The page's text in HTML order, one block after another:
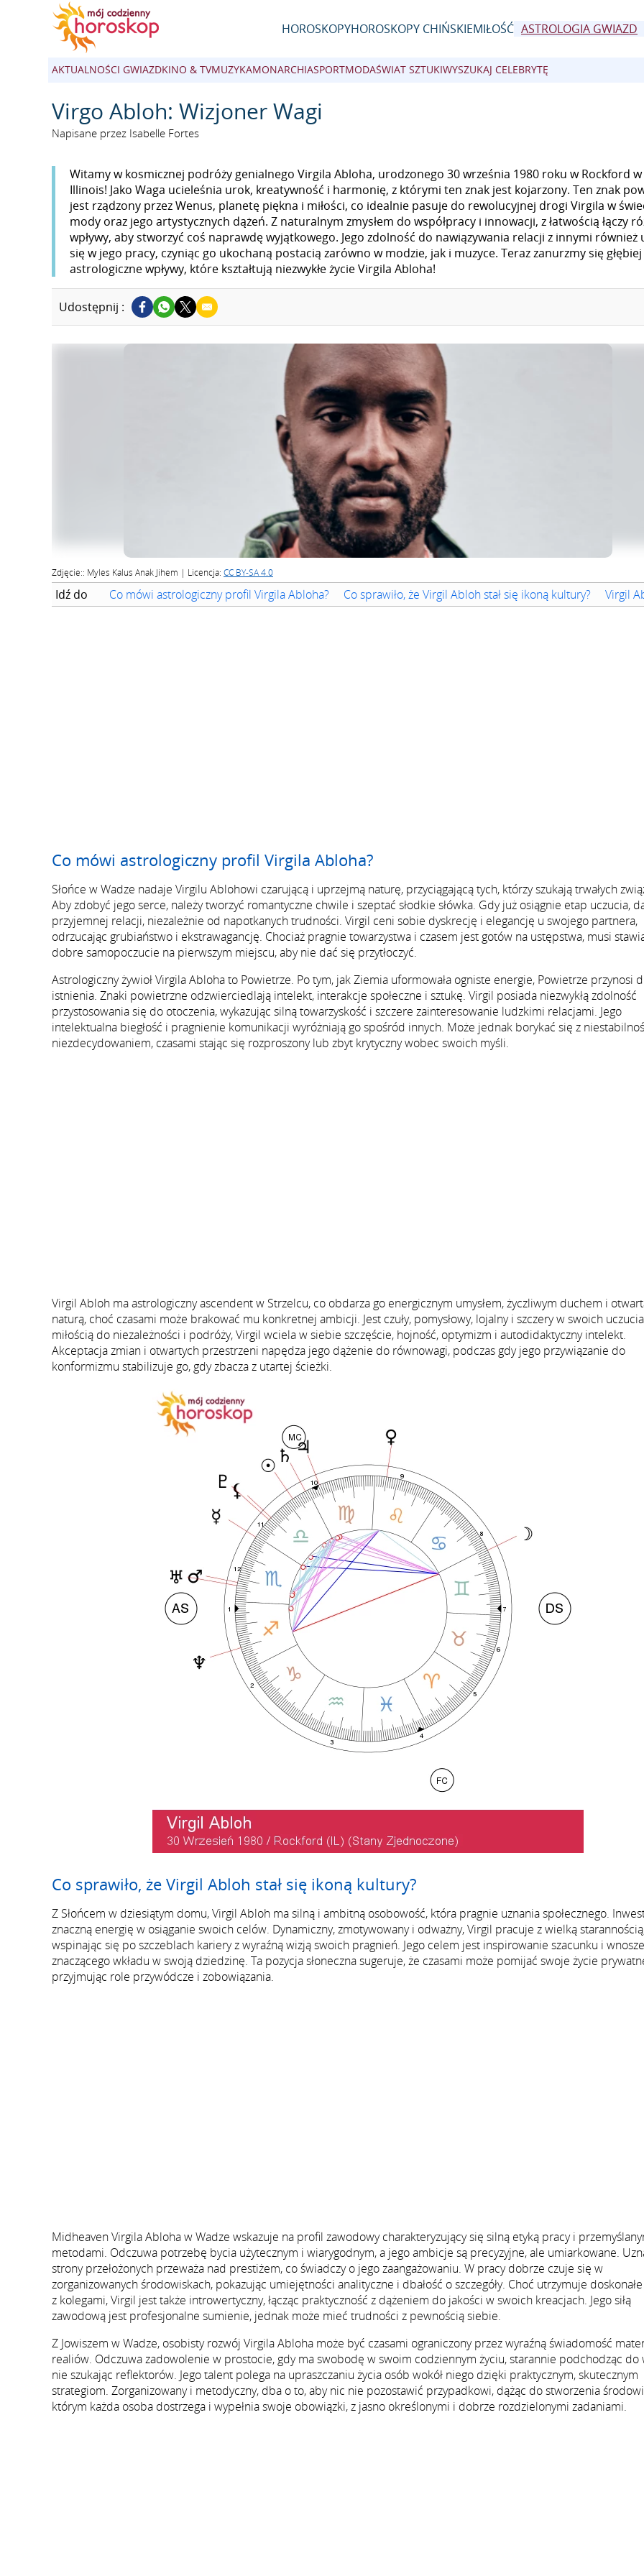
HOROSKOPYHOROSKOPY CHIŃSKIEMIŁOŚĆ ASTROLOGIA GWIAZD
AKTUALNOŚCI GWIAZDKINO & TVMUZYKAMONARCHIASPORTMODAŚWIAT SZTUKIWYSZUKAJ CELEBRYTĘ
Virgo Abloh: Wizjoner Wagi
Napisane przez Isabelle Fortes
Witamy w kosmicznej podróży genialnego Virgila Abloha, urodzonego 30 września 1980 roku w Rockford
Illinois! Jako Waga ucieleśnia urok, kreatywność i harmonię, z którymi ten znak jest kojarzony. Ten znak
jest rządzony przez Wenus, planetę piękna i miłości, co idealnie pasuje do rewolucyjnej drogi Virgila w
mody oraz jego artystycznych dążeń. Z naturalnym zmysłem do współpracy i innowacji, z łatwością łączy
wpływy, aby stworzyć coś naprawdę wyjątkowego. Jego zdolność do nawiązywania relacji z innymi również
się w jego pracy, czyniąc go ukochaną postacią zarówno w modzie, jak i muzyce. Teraz zanurzmy się
astrologiczne wpływy, które kształtują niezwykłe życie Virgila Abloha!
Udostępnij :
Zdjęcie:: Myles Kalus Anak Jihem | Licencja: CC BY-SA 4.0
Idź do Co mówi astrologiczny profil Virgila Abloha? Co sprawiło, że Virgil Abloh stał się ikoną kultury? Virgil
Co mówi astrologiczny profil Virgila Abloha?
Słońce w Wadze nadaje Virgilu Ablohowi czarującą i uprzejmą naturę, przyciągającą tych, którzy szukają trwałych
Aby zdobyć jego serce, należy tworzyć romantyczne chwile i szeptać słodkie słówka. Gdy już osiągnie etap uczucia,
przyjemnej relacji, niezależnie od napotkanych trudności. Virgil ceni sobie dyskrecję i elegancję u swojego partnera,
odrzucając grubiaństwo i ekstrawagancję. Chociaż pragnie towarzystwa i czasem jest gotów na ustępstwa, musi
dobre samopoczucie na pierwszym miejscu, aby nie dać się przytłoczyć.
Astrologiczny żywioł Virgila Abloha to Powietrze. Po tym, jak Ziemia uformowała ogniste energie, Powietrze przynosi
istnienia. Znaki powietrzne odzwierciedlają intelekt, interakcje społeczne i sztukę. Virgil posiada niezwykłą zdolność
przystosowania się do otoczenia, wykazując silną towarzyskość i szczere zainteresowanie ludzkimi relacjami. Jego
intelektualna biegłość i pragnienie komunikacji wyróżniają go spośród innych. Może jednak borykać się z
niezdecydowaniem, czasami stając się rozproszony lub zbyt krytyczny wobec swoich myśli.
Virgil Abloh ma astrologiczny ascendent w Strzelcu, co obdarza go energicznym umysłem, życzliwym duchem i
naturą, choć czasami może brakować mu konkretnej ambicji. Jest czuły, pomysłowy, lojalny i szczery w swoich
miłością do niezależności i podróży, Virgil wciela w siebie szczęście, hojność, optymizm i autodidaktyczny intelekt.
Akceptacja zmian i otwartych przestrzeni napędza jego dążenie do równowagi, podczas gdy jego przywiązanie do
konformizmu stabilizuje go, gdy zbacza z utartej ścieżki.
Co sprawiło, że Virgil Abloh stał się ikoną kultury?
Z Słońcem w dziesiątym domu, Virgil Abloh ma silną i ambitną osobowość, która pragnie uznania społecznego.
znaczną energię w osiąganie swoich celów. Dynamiczny, zmotywowany i odważny, Virgil pracuje z wielką
wspinając się po szczeblach kariery z wyraźną wizją swoich pragnień. Jego celem jest inspirowanie szacunku i
znaczącego wkładu w swoją dziedzinę. Ta pozycja słoneczna sugeruje, że czasami może pomijać swoje życie
przyjmując role przywódcze i zobowiązania.
Midheaven Virgila Abloha w Wadze wskazuje na profil zawodowy charakteryzujący się silną etyką pracy i
metodami. Odczuwa potrzebę bycia użytecznym i wiarygodnym, a jego ambicje są precyzyjne, ale umiarkowane.
strony przełożonych przeważa nad prestiżem, co świadczy o jego zaangażowaniu. W pracy dobrze czuje się w
zorganizowanych środowiskach, pokazując umiejętności analityczne i dbałość o szczegóły. Choć utrzymuje
z kolegami, Virgil jest także introwertyczny, łącząc praktyczność z dążeniem do jakości w swoich kreacjach. Jego siłą
zawodową jest profesjonalne sumienie, jednak może mieć trudności z pewnością siebie.
Z Jowiszem w Wadze, osobisty rozwój Virgila Abloha może być czasami ograniczony przez wyraźną świadomość
realiów. Odczuwa zadowolenie w prostocie, gdy ma swobodę w swoim codziennym życiu, starannie podchodząc do
nie szukając reflektorów. Jego talent polega na upraszczaniu życia osób wokół niego dzięki praktycznym, skutecznym
strategiom. Zorganizowany i metodyczny, dba o to, aby nic nie pozostawić przypadkowi, dążąc do stworzenia
którym każda osoba dostrzega i wypełnia swoje obowiązki, z jasno określonymi i dobrze rozdzielonymi zadaniami.